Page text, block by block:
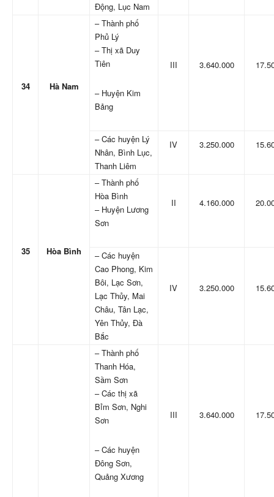
Động, Lục Nam
34 Hà Nam
– Thành phố
Phủ Lý
– Thị xã Duy
Tiên
– Huyện Kim
Bảng
III 3.640.000
– Các huyện Lý
Nhân, Bình Lục,
Thanh Liêm
IV 3.250.000
35 Hòa Bình
– Thành phố
Hòa Bình
– Huyện Lương
Sơn
II 4.160.000
– Các huyện
Cao Phong, Kim
Bôi, Lạc Sơn,
Lạc Thủy, Mai
Châu, Tân Lạc,
Yên Thủy, Đà
Bắc
IV 3.250.000
– Thành phố
Thanh Hóa,
Sầm Sơn
– Các thị xã
Bỉm Sơn, Nghi
Sơn
– Các huyện
Đông Sơn,
Quảng Xương
III 3.640.000